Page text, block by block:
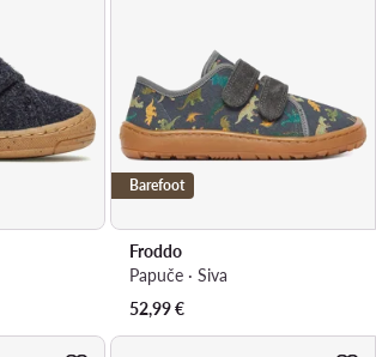
Barefoot
Froddo
Papuče · Siva
52,99€